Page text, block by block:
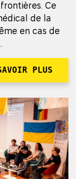
Ce
de la
en cas de
PLUS